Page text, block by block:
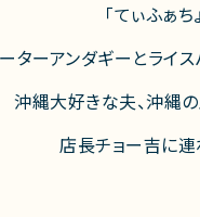
「てぃふぁ
ターアンダギーとライ
沖縄大好きな夫、沖縄
店長チョー吉に連